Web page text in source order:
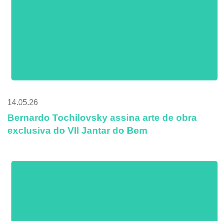
14.05.26
Bernardo Tochilovsky assina arte de obra
exclusiva do VII Jantar do Bem